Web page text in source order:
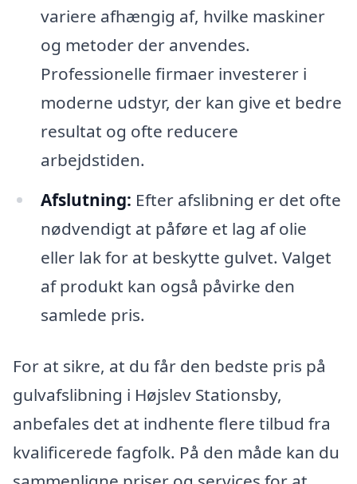
variere afhængig af, hvilke maskiner
og metoder der anvendes.
Professionelle firmaer investerer i
moderne udstyr, der kan give et bedre
resultat og ofte reducere
arbejdstiden.
Afslutning: Efter afslibning er det ofte
nødvendigt at påføre et lag af olie
eller lak for at beskytte gulvet. Valget
af produkt kan også påvirke den
samlede pris.
For at sikre, at du får den bedste pris på
gulvafslibning i Højslev Stationsby,
anbefales det at indhente flere tilbud fra
kvalificerede fagfolk. På den måde kan du